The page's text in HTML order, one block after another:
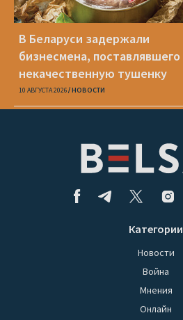
В Беларуси задержали
бизнесмена, поставлявшего
некачественную тушенку
российским военным
10 АВГУСТА 2026 НОВОСТИ
Категории
Новости
Война
Мнения
Онлайн